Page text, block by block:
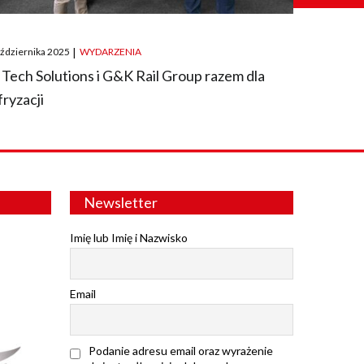
2025 | WYDARZENIA
Tech Solutions i G&K Rail Group razem dla
Newsletter
Imię lub Imię i Nazwisko
Email
Podanie adresu email oraz wyrażenie